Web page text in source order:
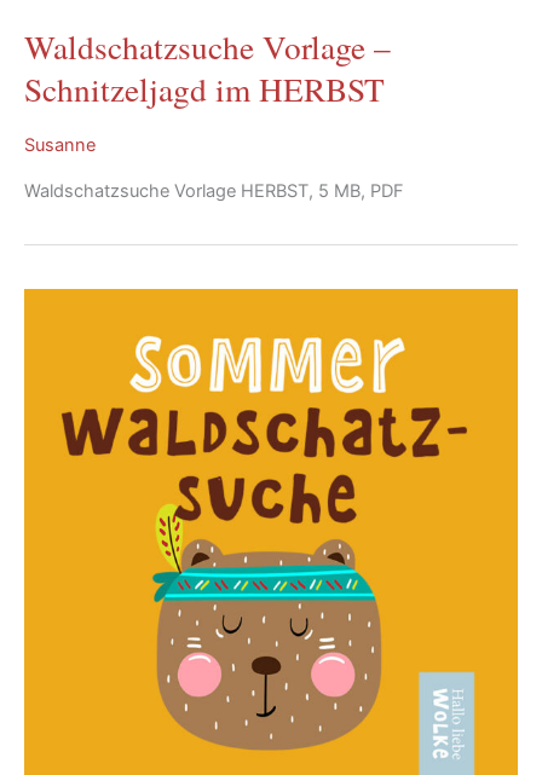
Waldschatzsuche Vorlage –
Schnitzeljagd im HERBST
Susanne
Waldschatzsuche Vorlage HERBST, 5 MB, PDF